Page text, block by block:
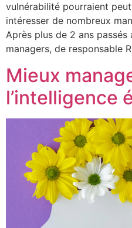
vulnérabilité pourraient
intéresser de nombreux
Après plus de 2 ans passés
managers, de responsable
Mieux
l’intelligence